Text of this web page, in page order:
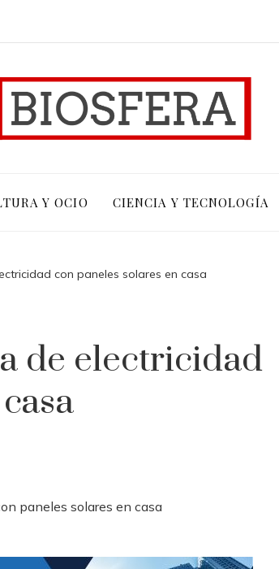
Y OCIO CIENCIA Y TECNOLOGÍA
con paneles solares en casa
de electricidad